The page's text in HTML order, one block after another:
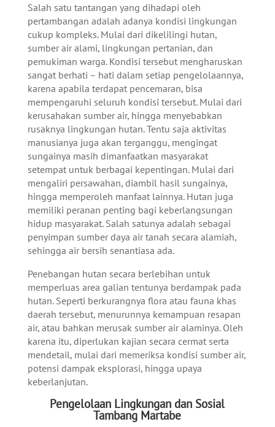
Salah satu tantangan yang dihadapi oleh
pertambangan adalah adanya kondisi lingkungan
cukup kompleks. Mulai dari dikelilingi hutan,
sumber air alami, lingkungan pertanian, dan
pemukiman warga. Kondisi tersebut mengharuskan
sangat berhati – hati dalam setiap pengelolaannya,
karena apabila terdapat pencemaran, bisa
mempengaruhi seluruh kondisi tersebut. Mulai dari
kerusahakan sumber air, hingga menyebabkan
rusaknya lingkungan hutan. Tentu saja aktivitas
manusianya juga akan terganggu, mengingat
sungainya masih dimanfaatkan masyarakat
setempat untuk berbagai kepentingan. Mulai dari
mengaliri persawahan, diambil hasil sungainya,
hingga memperoleh manfaat lainnya. Hutan juga
memiliki peranan penting bagi keberlangsungan
hidup masyarakat. Salah satunya adalah sebagai
penyimpan sumber daya air tanah secara alamiah,
sehingga air bersih senantiasa ada.
Penebangan hutan secara berlebihan untuk
memperluas area galian tentunya berdampak pada
hutan. Seperti berkurangnya flora atau fauna khas
daerah tersebut, menurunnya kemampuan resapan
air, atau bahkan merusak sumber air alaminya. Oleh
karena itu, diperlukan kajian secara cermat serta
mendetail, mulai dari memeriksa kondisi sumber air,
potensi dampak eksplorasi, hingga upaya
keberlanjutan.
Pengelolaan Lingkungan dan Sosial
Tambang Martabe